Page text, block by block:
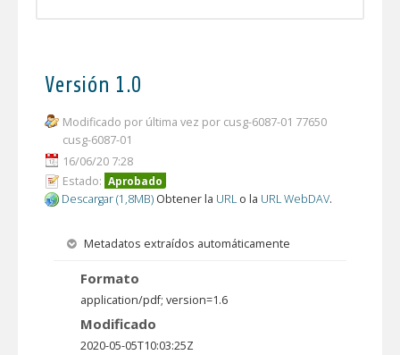
Versión 1.0
Modificado por última vez por cusg-6087-01 77650
cusg-6087-01
16/06/20 7:28
Estado: Aprobado
Descargar (1,8MB) Obtener la URL o la URL WebDAV.
Metadatos extraídos automáticamente
Formato
application/pdf; version=1.6
Modificado
2020-05-05T10:03:25Z